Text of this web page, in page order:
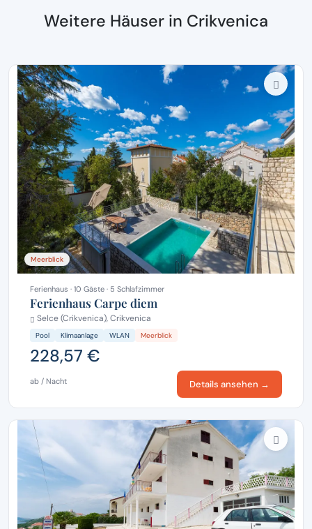
Weitere Häuser in Crikvenica
Meerblick
Ferienhaus · 10 Gäste · 5 Schlafzimmer
Ferienhaus Carpe diem
Selce (Crikvenica), Crikvenica
Pool Klimaanlage WLAN Meerblick
228,57 €
ab / Nacht Details ansehen →